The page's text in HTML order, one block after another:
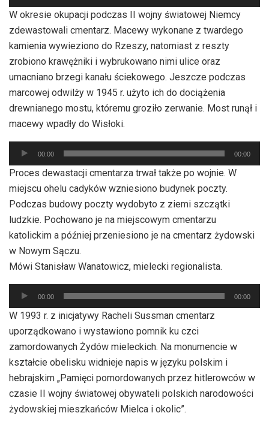
plików
dźwiękowych
W okresie okupacji podczas II wojny światowej Niemcy
zdewastowali cmentarz. Macewy wykonane z twardego
kamienia wywieziono do Rzeszy, natomiast z reszty
zrobiono krawężniki i wybrukowano nimi ulice oraz
umacniano brzegi kanału ściekowego. Jeszcze podczas
marcowej odwilży w 1945 r. użyto ich do dociążenia
drewnianego mostu, któremu groziło zerwanie. Most runął i
macewy wpadły do Wisłoki.
Odtwarzacz
plików
dźwiękowych
00:00 00:00
Proces dewastacji cmentarza trwał także po wojnie. W
miejscu ohelu cadyków wzniesiono budynek poczty.
Podczas budowy poczty wydobyto z ziemi szczątki
ludzkie. Pochowano je na miejscowym cmentarzu
katolickim a później przeniesiono je na cmentarz żydowski
w Nowym Sączu.
Mówi Stanisław Wanatowicz, mielecki regionalista.
Odtwarzacz
plików
dźwiękowych
00:00 00:00
W 1993 r. z inicjatywy Racheli Sussman cmentarz
uporządkowano i wystawiono pomnik ku czci
zamordowanych Żydów mieleckich. Na monumencie w
kształcie obelisku widnieje napis w języku polskim i
hebrajskim „Pamięci pomordowanych przez hitlerowców w
czasie II wojny światowej obywateli polskich narodowości
żydowskiej mieszkańców Mielca i okolic”.